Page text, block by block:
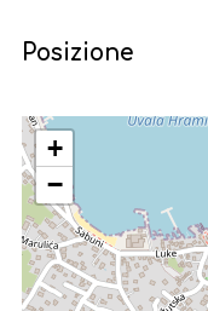
Posizione
+
−